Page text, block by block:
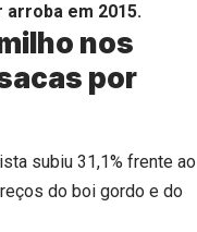
arroba em 2015.
nos
por
subiu 31,1% frente ao
do boi gordo e do